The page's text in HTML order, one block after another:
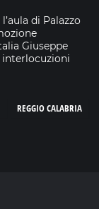
di Palazzo
Giuseppe
interlocuzioni
REGGIO CALABRIA